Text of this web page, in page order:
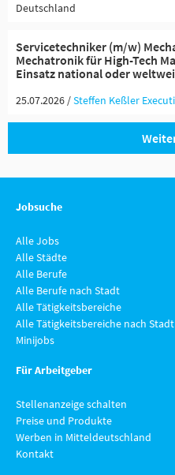
Deutschland
Servicetechniker (m/w)
Mechatronik für High-Tech
Einsatz national oder
25.07.2026 /Steffen Keßler
Jobsuche
Alle Jobs
Alle Städte
Alle Berufe
Alle Berufe nach Stadt
Alle Tätigkeitsbereiche
Alle Tätigkeitsbereiche nach Stadt
Minijobs
Für Arbeitgeber
Stellenanzeige schalten
Preise und Produkte
Werben in Mitteldeutschland
Kontakt